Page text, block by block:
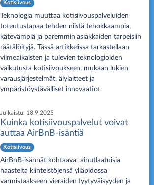
Kotisiivous
Teknologia muuttaa kotisiivouspalveluiden
toteutustapaa tehden niistä tehokkaampia,
kätevämpiä ja paremmin asiakkaiden tarpeisiin
räätälöityjä. Tässä artikkelissa tarkastellaan
viimeaikaisten ja tulevien teknologioiden
vaikutusta kotisiivoukseen, mukaan lukien
varausjärjestelmät, älylaitteet ja
ympäristöystävälliset innovaatiot.
Julkaistu: 18.9.2025
Kuinka kotisiivouspalvelut voivat
auttaa AirBnB-isäntiä
Kotisiivous
AirBnB-isännät kohtaavat ainutlaatuisia
haasteita kiinteistöjensä ylläpidossa
varmistaakseen vieraiden tyytyväisyyden ja